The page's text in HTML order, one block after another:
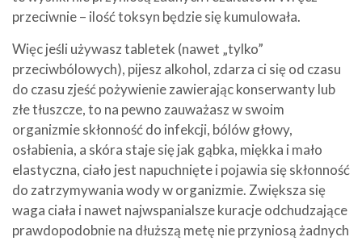
przeciwnie – ilość toksyn będzie się kumulowała.
Więc jeśli używasz tabletek (nawet „tylko”
przeciwbólowych), pijesz alkohol, zdarza ci się od czasu
do czasu zjeść pożywienie zawierając konserwanty lub
złe tłuszcze, to na pewno zauważasz w swoim
organizmie skłonność do infekcji, bólów głowy,
osłabienia, a skóra staje się jak gąbka, miękka i mało
elastyczna, ciało jest napuchnięte i pojawia się skłonność
do zatrzymywania wody w organizmie. Zwiększa się
waga ciała i nawet najwspanialsze kuracje odchudzające
prawdopodobnie na dłuższą metę nie przyniosą żadnych